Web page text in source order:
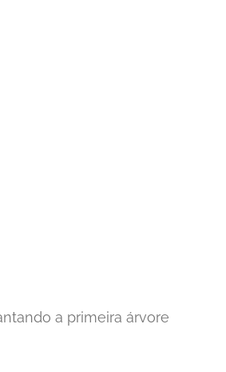
a primeira árvore